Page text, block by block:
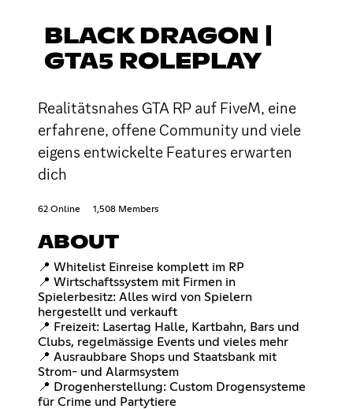
BLACK DRAGON |
GTA5 ROLEPLAY
Realitätsnahes GTA RP auf FiveM, eine
erfahrene, offene Community und viele
eigens entwickelte Features erwarten
dich
62 Online 1,508 Members
ABOUT
📍 Whitelist Einreise komplett im RP
📍 Wirtschaftssystem mit Firmen in
Spielerbesitz: Alles wird von Spielern
hergestellt und verkauft
📍 Freizeit: Lasertag Halle, Kartbahn, Bars und
Clubs, regelmässige Events und vieles mehr
📍 Ausraubbare Shops und Staatsbank mit
Strom- und Alarmsystem
📍 Drogenherstellung: Custom Drogensysteme
für Crime und Partytiere